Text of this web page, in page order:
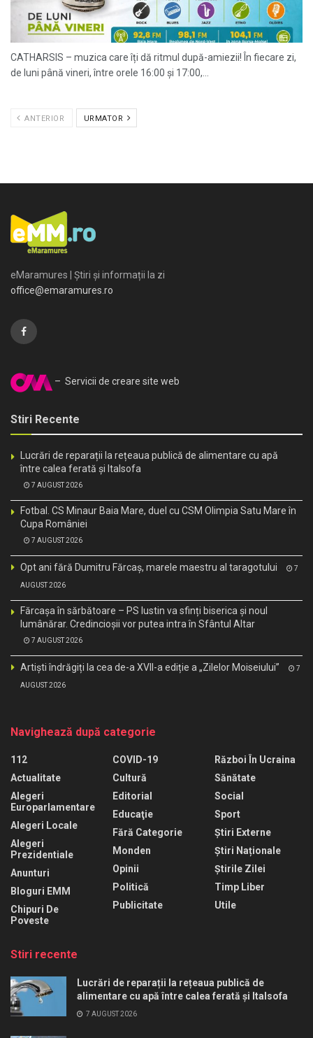
CATHARSIS – muzica care îți dă ritmul după-amiezii! În fiecare zi,
de luni până vineri, între orele 16:00 și 17:00,...
ANTERIOR URMATOR
eMaramures | Știri și informații la zi
office@emaramures.ro
– Servicii de creare site web
Stiri Recente
Lucrări de reparații la rețeaua publică de alimentare cu apă
între calea ferată și Italsofa
7 AUGUST 2026
Fotbal. CS Minaur Baia Mare, duel cu CSM Olimpia Satu Mare în
Cupa României
7 AUGUST 2026
Opt ani fără Dumitru Fărcaș, marele maestru al taragotului 7
AUGUST 2026
Fărcașa în sărbătoare – PS Iustin va sfinți biserica și noul
lumânărar. Credincioșii vor putea intra în Sfântul Altar
7 AUGUST 2026
Artiști îndrăgiți la cea de-a XVII-a ediție a „Zilelor Moiseiului” 7
AUGUST 2026
Navighează după categorie
112
Actualitate
Alegeri
Europarlamentare
Alegeri Locale
Alegeri
Prezidentiale
Anunturi
Bloguri EMM
Chipuri De
Poveste
COVID-19
Cultură
Editorial
Educaţie
Fără Categorie
Monden
Opinii
Politică
Publicitate
Război În Ucraina
Sănătate
Social
Sport
Știri Externe
Știri Naționale
Știrile Zilei
Timp Liber
Utile
Stiri recente
Lucrări de reparații la rețeaua publică de
alimentare cu apă între calea ferată și Italsofa
7 AUGUST 2026